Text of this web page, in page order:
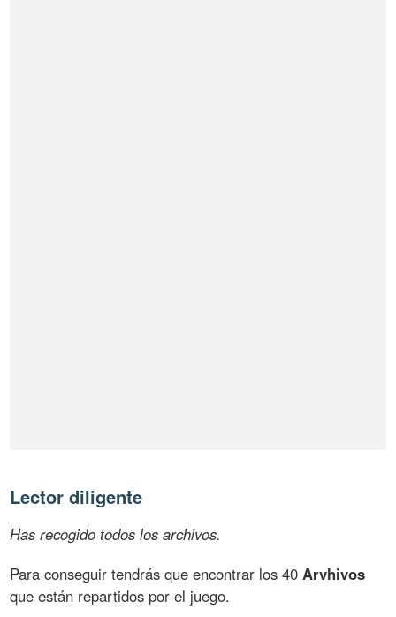
Lector diligente
Has recogido todos los archivos.
Para conseguir tendrás que encontrar los 40Arvhivos
que están repartidos por el juego.